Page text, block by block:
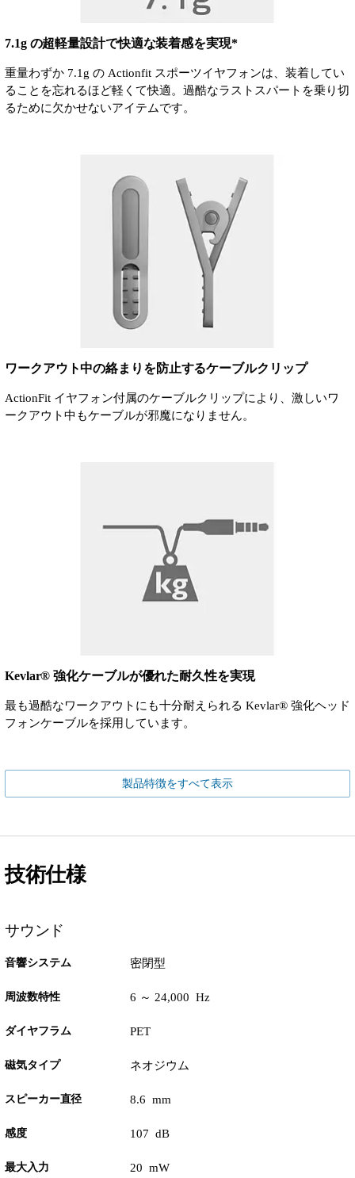
7.1g の超軽量設計で快適な装着感を実現*
重量わずか 7.1g の Actionfit スポーツイヤフォンは、装着してい
ることを忘れるほど軽くて快適。過酷なラストスパートを乗り切
るために欠かせないアイテムです。
ワークアウト中の絡まりを防止するケーブルクリップ
ActionFit イヤフォン付属のケーブルクリップにより、激しいワ
ークアウト中もケーブルが邪魔になりません。
Kevlar® 強化ケーブルが優れた耐久性を実現
最も過酷なワークアウトにも十分耐えられる Kevlar® 強化ヘッド
フォンケーブルを採用しています。
製品特徴をすべて表示
技術仕様
サウンド
音響システム 密閉型
周波数特性 6 ～ 24,000 Hz
ダイヤフラム PET
磁気タイプ ネオジウム
スピーカー直径 8.6 mm
感度 107 dB
最大入力 20 mW